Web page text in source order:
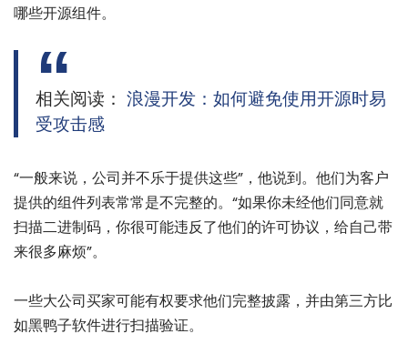
哪些开源组件。
相关阅读：浪漫开发：如何避免使用开源时易
受攻击感
“一般来说，公司并不乐于提供这些”，他说到。他们为客户
提供的组件列表常常是不完整的。“如果你未经他们同意就
扫描二进制码，你很可能违反了他们的许可协议，给自己带
来很多麻烦”。
一些大公司买家可能有权要求他们完整披露，并由第三方比
如黑鸭子软件进行扫描验证。